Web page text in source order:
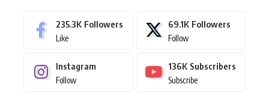
235.3K Followers
Like
69.1K Followers
Follow
Instagram
Follow
136K Subscribers
Subscribe